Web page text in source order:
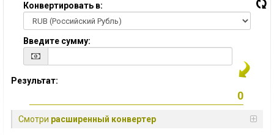
Конвертировать в:
Введите сумму:
Результат:
Смотри расширенный конвертер